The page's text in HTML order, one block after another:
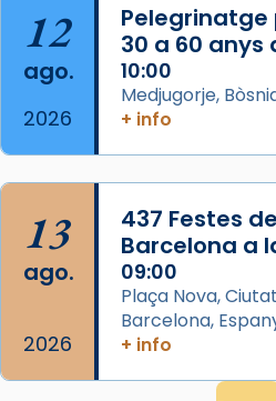
Foto
View on Facebook ·
12
ago.
2026
Pelegrinatge
30 a 60 anys
10:00
Medjugorje,
+ info
13
ago.
2026
437 Festes
Barcelona a
09:00
Plaça Nova,
Barcelona,
+ info